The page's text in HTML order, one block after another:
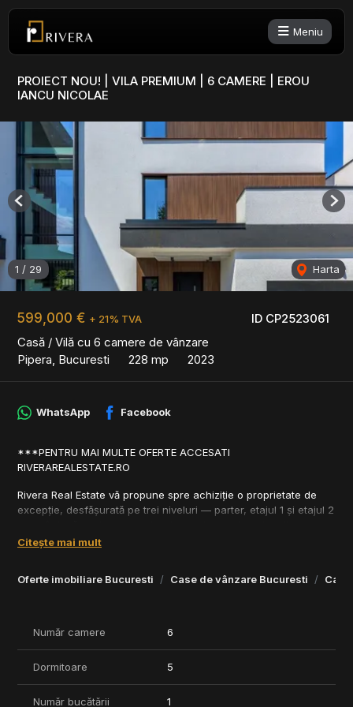
Meniu
PROIECT NOU! | VILA PREMIUM | 6 CAMERE | EROU
IANCU NICOLAE
ID CP2523061
599,000 € + 21% TVA
Casă / Vilă cu 6 camere de vânzare
Pipera, Bucuresti
228 mp 2023
1 / 29 Harta
Previous
Oferte imobiliare Bucuresti Case de vânzare Bucuresti
WhatsApp Facebook
***PENTRU MAI MULTE OFERTE ACCESATI
RIVERAREALESTATE.RO
Rivera Real Estate vă propune spre achiziție o proprietate de
excepție, desfășurată pe trei niveluri — parter, etajul 1 și etajul 2
La parter, zona de living și dining se deschide larg către o
organizarea unor întâlniri în aer liber.
terasă privată spațioasă.
terasă amplă cu vedere deschisă asupra zonei.
Circulația între spații se realizează natural, prin intermediul unei
Citește mai mult
Număr camere 6
Dormitoare 5
Număr bucătării 1